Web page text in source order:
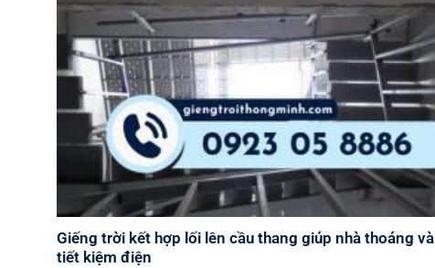
Giếng trời kết hợp lối lên cầu thang giúp nhà thoáng và
tiết kiệm điện